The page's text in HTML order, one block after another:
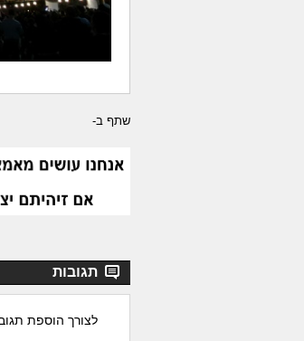
שתף ב-
תגובות
לצורך הוספת